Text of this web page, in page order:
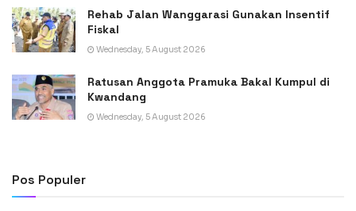
Rehab Jalan Wanggarasi Gunakan Insentif
Fiskal
Wednesday, 5 August 2026
Ratusan Anggota Pramuka Bakal Kumpul di
Kwandang
Wednesday, 5 August 2026
Pos Populer